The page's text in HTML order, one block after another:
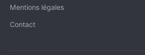
Mentions légales
Contact